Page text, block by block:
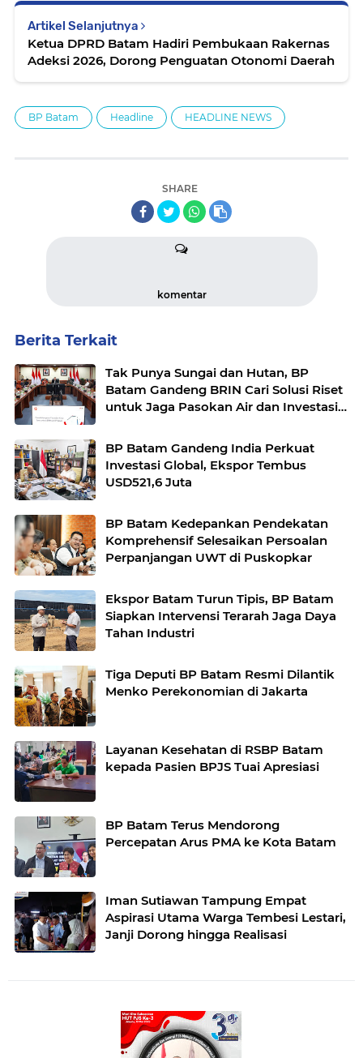
Artikel Selanjutnya
Ketua DPRD Batam Hadiri Pembukaan Rakernas
Adeksi 2026, Dorong Penguatan Otonomi Daerah
BP Batam Headline HEADLINE NEWS
SHARE
komentar
Berita Terkait
Tak Punya Sungai dan Hutan, BP
Batam Gandeng BRIN Cari Solusi Riset
untuk Jaga Pasokan Air dan Investasi
BP Batam Gandeng India Perkuat
Investasi Global, Ekspor Tembus
USD521,6 Juta
BP Batam Kedepankan Pendekatan
Komprehensif Selesaikan Persoalan
Perpanjangan UWT di Puskopkar
Ekspor Batam Turun Tipis, BP Batam
Siapkan Intervensi Terarah Jaga Daya
Tahan Industri
Tiga Deputi BP Batam Resmi Dilantik
Menko Perekonomian di Jakarta
Layanan Kesehatan di RSBP Batam
kepada Pasien BPJS Tuai Apresiasi
BP Batam Terus Mendorong
Percepatan Arus PMA ke Kota Batam
Iman Sutiawan Tampung Empat
Aspirasi Utama Warga Tembesi Lestari,
Janji Dorong hingga Realisasi